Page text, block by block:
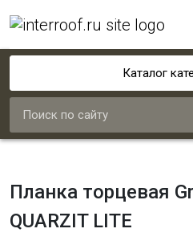
Каталог
Планка торцевая
QUARZIT LITE